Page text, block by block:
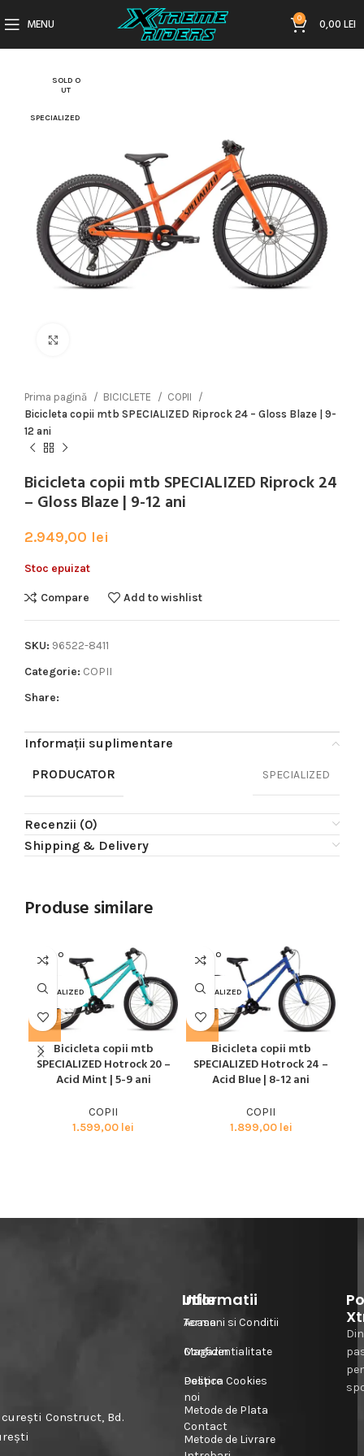
MENU 0 0,00LEI
SOLD O
UT
SPECIALIZED
Prima pagină BICICLETE
COPII
Bicicleta copii mtb SPECIALIZED Riprock 24 – Gloss Blaze | 9-
12 ani
Bicicleta copii mtb SPECIALIZED Riprock 24
– Gloss Blaze | 9-12 ani
2.949,00 lei
Stoc epuizat
Compare Add to wishlist
SKU: 96522-8411
Categorie: COPII
Share:
Informații suplimentare
PRODUCATOR
SPECIALIZED
Recenzii (0)
Shipping & Delivery
Produse similare
SOLD O
UT
SPECIALIZED
Bicicleta copii mtb
SPECIALIZED Hotrock 20 –
Acid Mint | 5-9 ani
COPII
1.599,00 lei
SOLD O
UT
SPECIALIZED
Bicicleta copii mtb
SPECIALIZED Hotrock 24 –
Acid Blue | 8-12 ani
COPII
1.899,00 lei
Construct, Bd.
Informatii
Acasa
Magazin
Despre
noi
Contact
Utile
Termeni si Conditii
Confidentialitate
Politica Cookies
Metode de Plata
Metode de Livrare
Din